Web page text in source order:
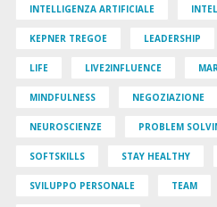
INTELLIGENZA ARTIFICIALE
KEPNER TREGOE LEADERSHIP
LIFE LIVE2INFLUENCE
MINDFULNESS NEGOZIAZIONE
NEUROSCIENZE PROBLEM
SOFTSKILLS STAY HEALTHY
SVILUPPO PERSONALE TEAM